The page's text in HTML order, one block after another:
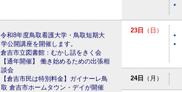
令和8年度鳥取看護大学・鳥取短期大
学公開講座を開催します。
倉吉市立図書館：むかし話をきく会
【通年開催】 働き始めるための出張相
談会
【倉吉市民は特別料金】ガイナーレ鳥
取 倉吉市ホームタウン・デイが開催
23日 （日）
24日 （月）